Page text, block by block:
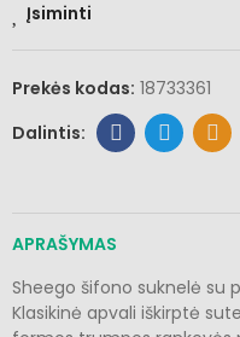
Įsiminti
Prekės kodas: 18733361
APRAŠYMAS
Sheego šifono suknelė su
Klasikinė apvali iškirptė